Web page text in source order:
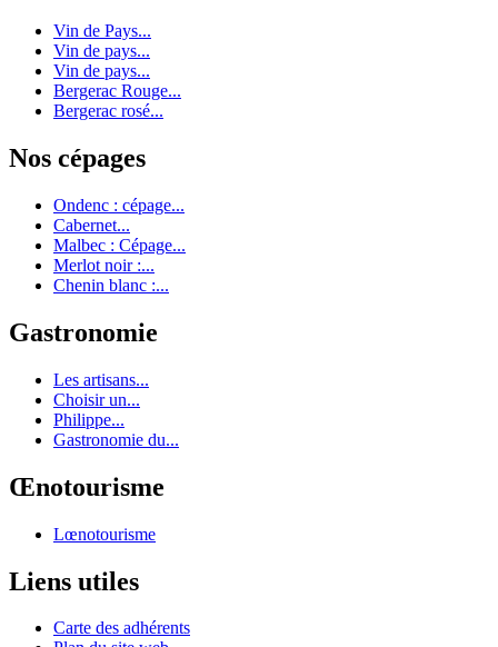
Vin de Pays...
Vin de pays...
Vin de pays...
Bergerac Rouge...
Bergerac rosé...
Nos cépages
Ondenc : cépage...
Cabernet...
Malbec : Cépage...
Merlot noir :...
Chenin blanc :...
Gastronomie
Les artisans...
Choisir un...
Philippe...
Gastronomie du...
Œnotourisme
Lœnotourisme
Liens utiles
Carte des adhérents